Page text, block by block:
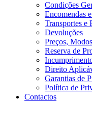
Condições
Encomendas
Transportes e
Devoluções
Preços,
Reserva de
Direito
Garantias de
Política de
Contactos